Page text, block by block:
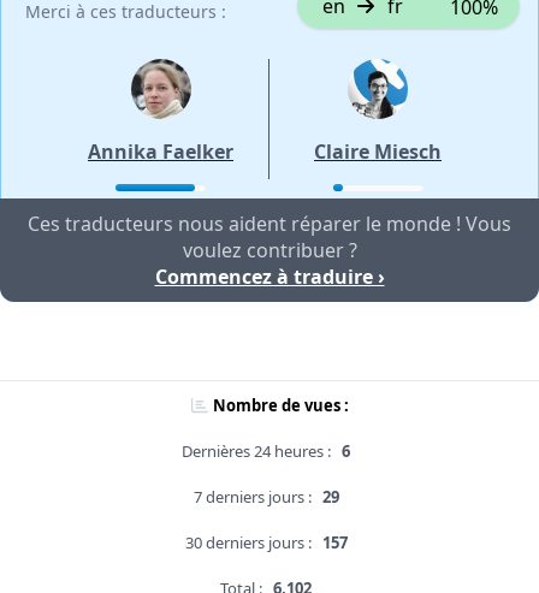
Merci à ces traducteurs : en fr 100%
Annika Faelker Claire Miesch
Ces traducteurs nous aident réparer le monde ! Vous
voulez contribuer ?
Commencez à traduire ›
Nombre de vues :
Dernières 24 heures : 6
7 derniers jours : 29
30 derniers jours : 157